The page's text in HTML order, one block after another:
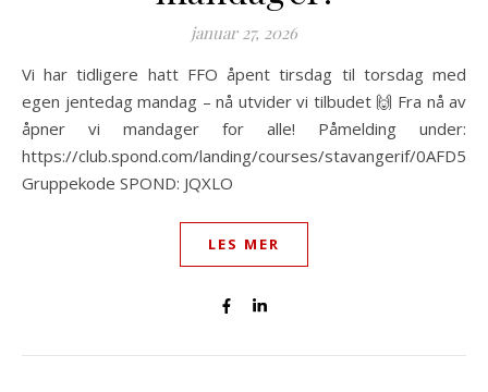
januar 27, 2026
Vi har tidligere hatt FFO åpent tirsdag til torsdag med
egen jentedag mandag – nå utvider vi tilbudet 🙌 Fra nå av
åpner vi mandager for alle! Påmelding under:
https://club.spond.com/landing/courses/stavangerif/
Gruppekode SPOND: JQXLO
LES MER